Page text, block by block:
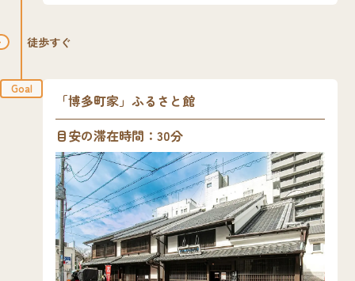
徒歩すぐ
Goal
「博多町家」ふるさと館
目安の滞在時間：30分